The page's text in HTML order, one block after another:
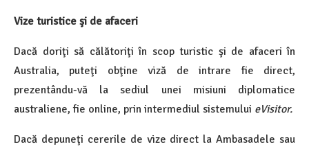
Vize turistice şi de afaceri
Dacă doriţi să călătoriţi în scop turistic şi de afaceri în
Australia, puteţi obţine viză de intrare fie direct,
prezentându-vă la sediul unei misiuni diplomatice
australiene, fie online, prin intermediul sistemului eVisitor.
Dacă depuneţi cererile de vize direct la Ambasadele sau